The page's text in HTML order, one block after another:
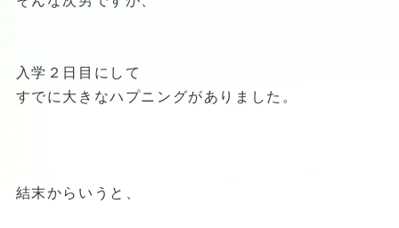
入学２日目にして
すでに大きなハプニングがありました。
結末からいうと、